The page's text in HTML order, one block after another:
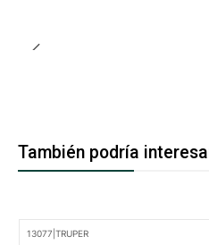
También podría
13077 |TRUPER